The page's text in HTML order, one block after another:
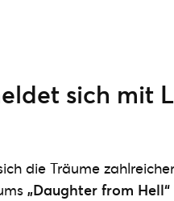
sich mit
die Träume
„Daughter from Hell“